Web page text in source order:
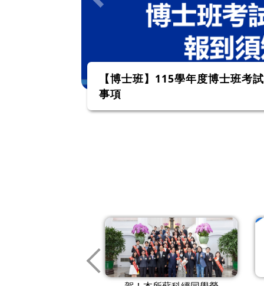
115學年度國立陽明交通大學科
試時間及注意事項